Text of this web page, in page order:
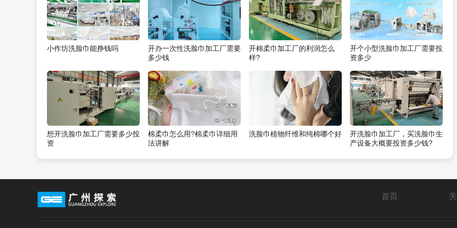
小作坊洗脸巾能挣钱吗
开办一次性洗脸巾加工厂需要
多少钱
开棉柔巾加工厂的利润怎么
样?
开个小型洗脸巾加工厂需要投
资多少
想开洗脸巾加工厂需要多少投
资
棉柔巾怎么用?棉柔巾详细用
法讲解
洗脸巾植物纤维和纯棉哪个好
开洗脸巾加工厂，买洗脸巾生
产设备大概要投资多少钱?
首页